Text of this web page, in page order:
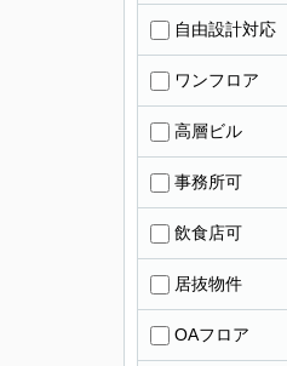
自由設計対応
ワンフロア
高層ビル
事務所可
飲食店可
居抜物件
OAフロア